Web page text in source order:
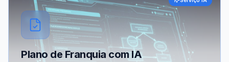
Plano de Franquia com IA